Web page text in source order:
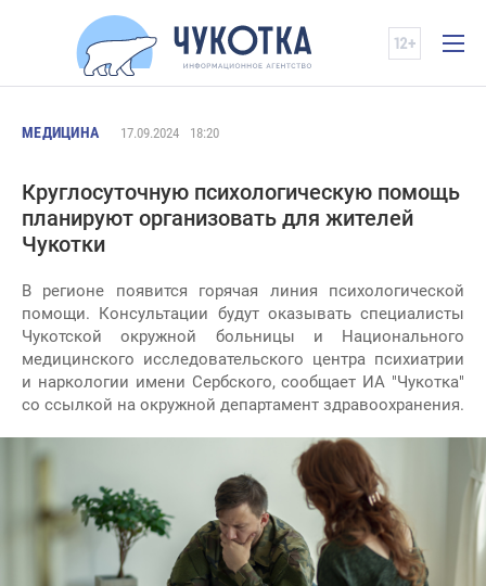
МЕДИЦИНА 17.09.2024 18:20
Круглосуточную психологическую помощь
планируют организовать для жителей
Чукотки
В регионе появится горячая линия психологической
помощи. Консультации будут оказывать специалисты
Чукотской окружной больницы и Национального
медицинского исследовательского центра психиатрии
и наркологии имени Сербского, сообщает ИА "Чукотка"
со ссылкой на окружной департамент здравоохранения.